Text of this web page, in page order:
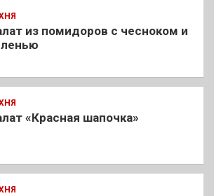
из помидоров с чесноком и
«Красная шапочка»